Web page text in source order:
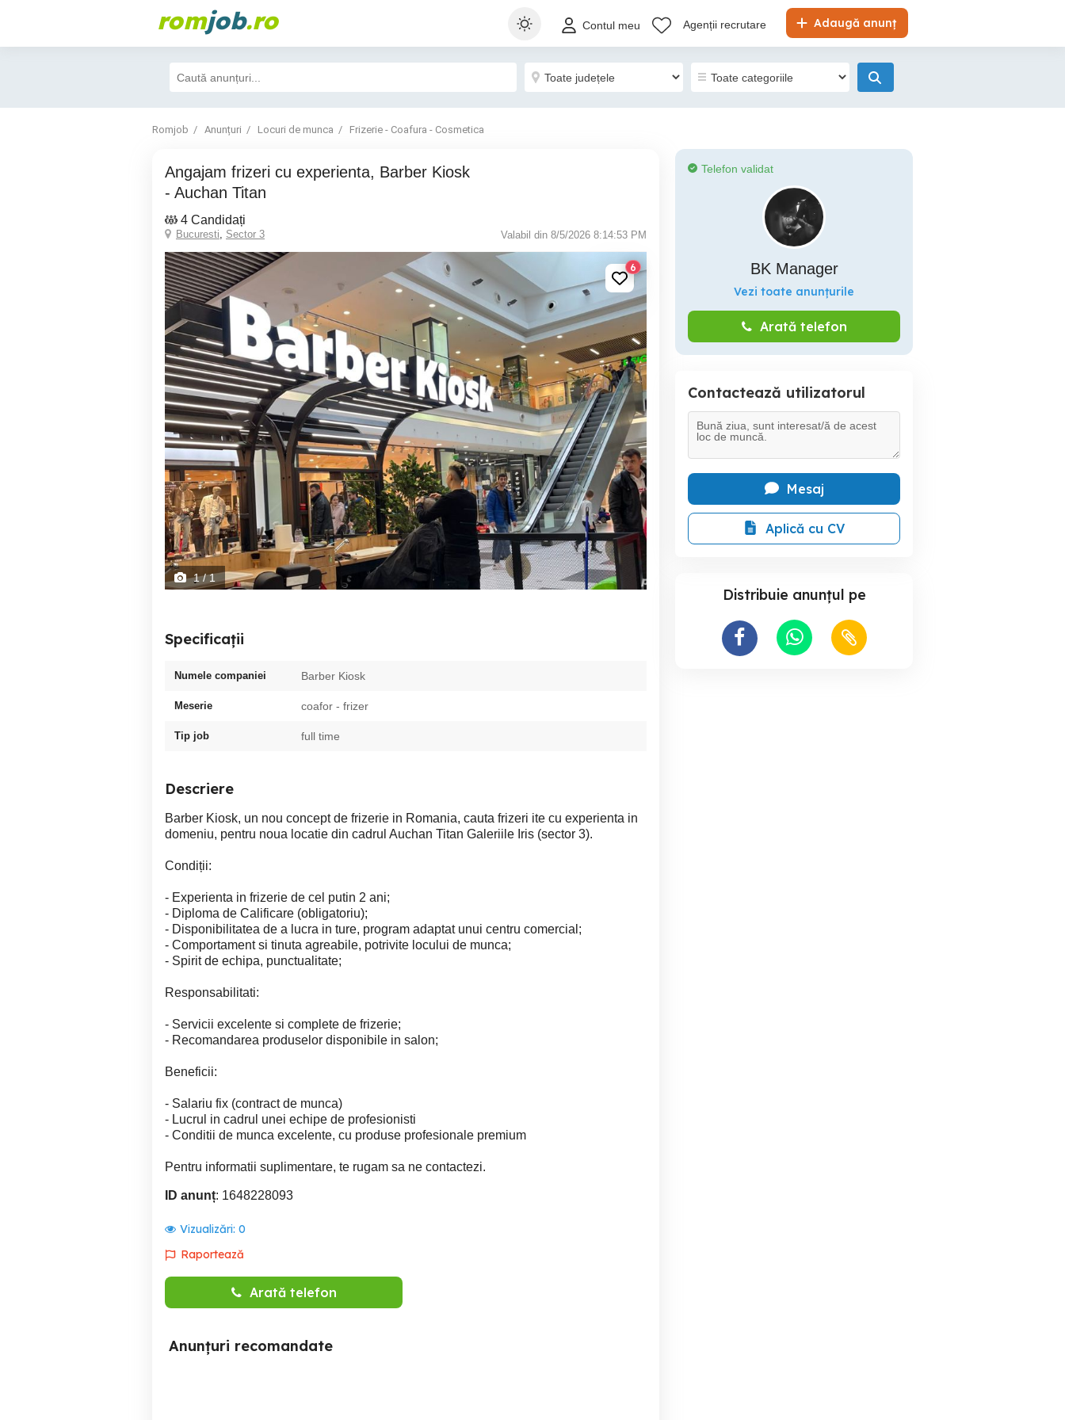
romjob.ro Adaugă anunț
Contul meu Agenții recrutare
Romjob Anunțuri Locuri de munca Frizerie - Coafura - Cosmetica
Angajam frizeri cu experienta, Barber Kiosk
- Auchan Titan
4 Candidați
Bucuresti, Sector 3 Valabil din 8/5/2026 8:14:53 PM
6
1/ 1
Specificații
Numele companiei Barber Kiosk
Meserie coafor - frizer
Tip job full time
Descriere
Barber Kiosk, un nou concept de frizerie in Romania, cauta frizeri ite cu experienta in
domeniu, pentru noua locatie din cadrul Auchan Titan Galeriile Iris (sector 3).
Condiții:
- Experienta in frizerie de cel putin 2 ani;
- Diploma de Calificare (obligatoriu);
- Disponibilitatea de a lucra in ture, program adaptat unui centru comercial;
- Comportament si tinuta agreabile, potrivite locului de munca;
- Spirit de echipa, punctualitate;
Responsabilitati:
- Servicii excelente si complete de frizerie;
- Recomandarea produselor disponibile in salon;
Beneficii:
- Salariu fix (contract de munca)
- Lucrul in cadrul unei echipe de profesionisti
- Conditii de munca excelente, cu produse profesionale premium
Pentru informatii suplimentare, te rugam sa ne contactezi.
ID anunț: 1648228093
Vizualizări: 0
Raportează
Arată telefon
Anunțuri recomandate
Telefon validat
BK Manager
Vezi toate anunțurile
Arată telefon
Contactează utilizatorul
Mesaj
Aplică cu CV
Distribuie anunțul pe